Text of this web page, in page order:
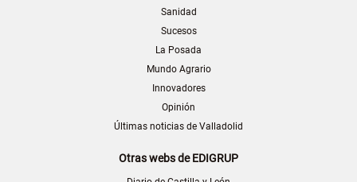
Sanidad
Sucesos
La Posada
Mundo Agrario
Innovadores
Opinión
Últimas noticias de Valladolid
Otras webs de EDIGRUP